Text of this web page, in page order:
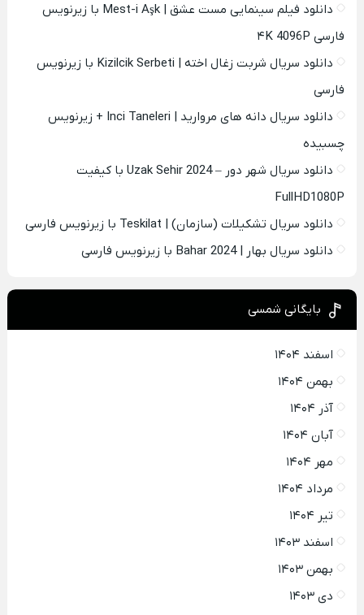
دانلود فیلم سینمایی مست عشق | Mest-i Aşk با زیرنویس
فارسی ۴K 4096P
دانلود سریال شربت زغال اخته | Kizilcik Serbeti با زیرنویس
فارسی
دانلود سریال دانه های مروارید | Inci Taneleri + زیرنویس
چسبیده
دانلود سریال شهر دور – Uzak Sehir 2024 با کیفیت
FullHD1080P
دانلود سریال تشکیلات (سازمان) | Teskilat با زیرنویس فارسی
دانلود سریال بهار | Bahar 2024 با زیرنویس فارسی
بایگانی شمسی
اسفند ۱۴۰۴
بهمن ۱۴۰۴
آذر ۱۴۰۴
آبان ۱۴۰۴
مهر ۱۴۰۴
مرداد ۱۴۰۴
تیر ۱۴۰۴
اسفند ۱۴۰۳
بهمن ۱۴۰۳
دی ۱۴۰۳